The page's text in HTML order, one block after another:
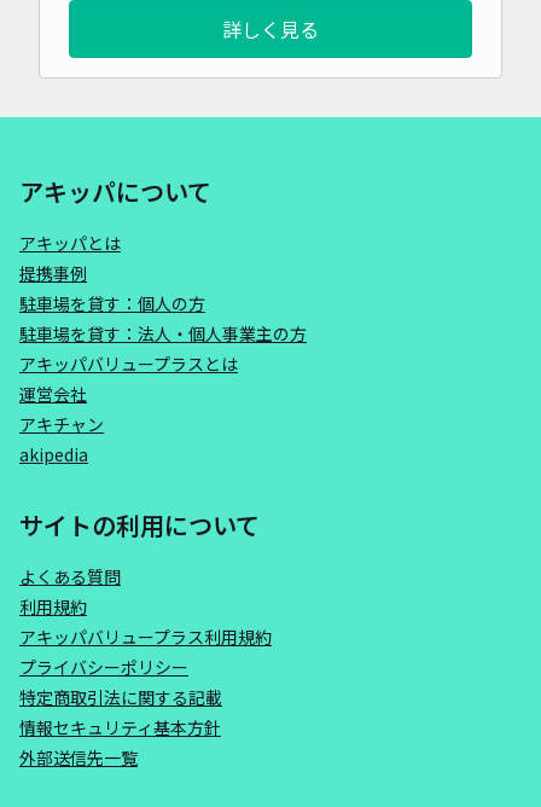
詳しく見る
アキッパについて
アキッパとは
提携事例
駐車場を貸す：個人の方
駐車場を貸す：法人・個人事業主の方
アキッパバリュープラスとは
運営会社
アキチャン
akipedia
サイトの利用について
よくある質問
利用規約
アキッパバリュープラス利用規約
プライバシーポリシー
特定商取引法に関する記載
情報セキュリティ基本方針
外部送信先一覧